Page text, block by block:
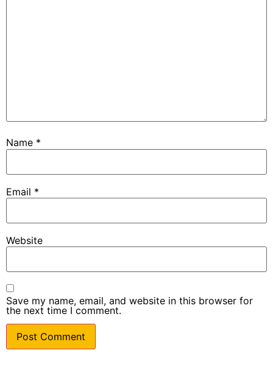
Name *
Email *
Website
Save my name, email, and website in this browser for
the next time I comment.